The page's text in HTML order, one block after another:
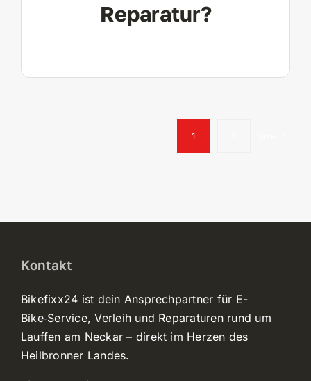
Reparatur?
1
Kontakt
Bikefixx24 ist dein Ansprechpartner für E-
Bike‑Service, Verleih und Reparaturen rund um
Lauffen am Neckar – direkt im Herzen des
Heilbronner Landes.